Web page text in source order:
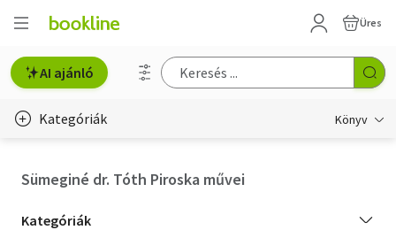
Üres
AI ajánló
Kategóriák Könyv
Sümeginé dr. Tóth Piroska művei
Kategória
Kategóriák